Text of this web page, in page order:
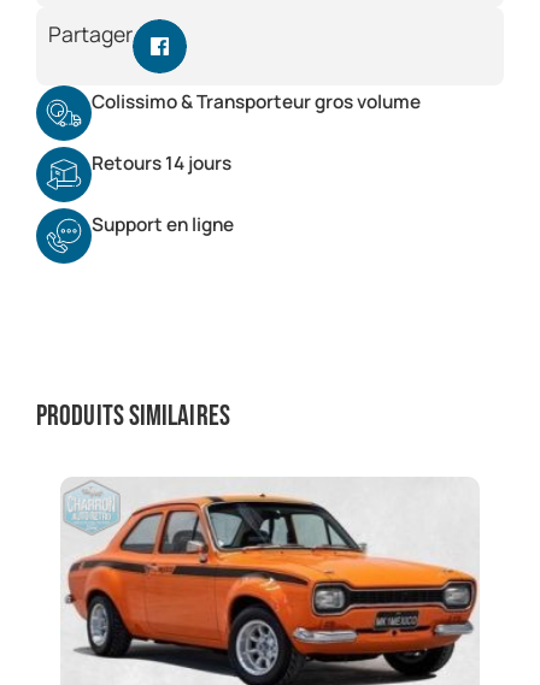
Partager
Colissimo & Transporteur gros volume
Retours 14 jours
Support en ligne
Produits similaires